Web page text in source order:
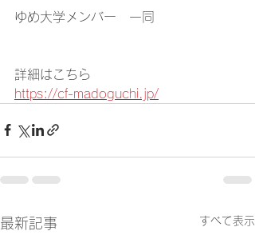
ゆめ大学メンバー　一同
詳細はこちら
https://cf-madoguchi.jp/
最新記事 すべて表示